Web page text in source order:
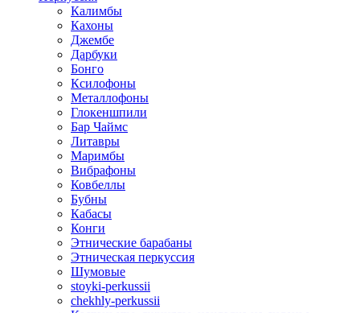
Калимбы
Кахоны
Джембе
Дарбуки
Бонго
Ксилофоны
Металлофоны
Глокеншпили
Бар Чаймс
Литавры
Маримбы
Вибрафоны
Ковбеллы
Бубны
Кабасы
Конги
Этнические барабаны
Этническая перкуссия
Шумовые
stoyki-perkussii
chekhly-perkussii